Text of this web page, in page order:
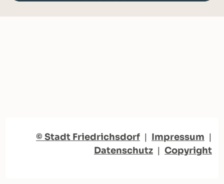
© Stadt Friedrichsdorf | Impressum |
Datenschutz | Copyright